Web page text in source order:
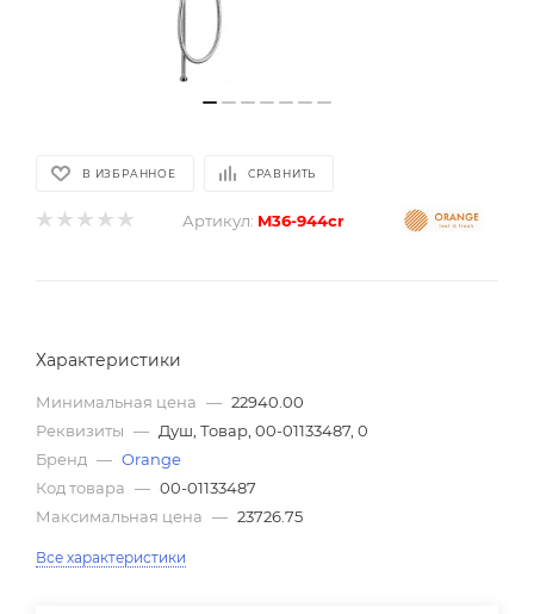
В ИЗБРАННОЕ СРАВНИТЬ
Артикул: M36-944cr
Характеристики
Минимальная цена — 22940.00
Реквизиты — Душ, Товар, 00-01133487, 0
Бренд — Orange
Код товара — 00-01133487
Максимальная цена — 23726.75
Все характеристики